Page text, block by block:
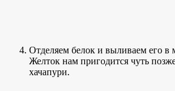
Отделяем белок и выливаем его в
Желток нам пригодится чуть
хачапури.